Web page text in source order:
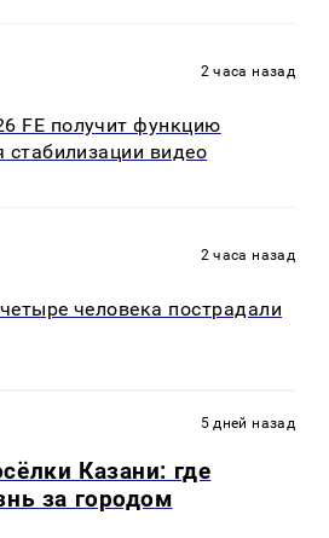
2 часа назад
FE получит функцию
стабилизации видео
2 часа назад
человека пострадали
5 дней назад
Казани: где
за городом